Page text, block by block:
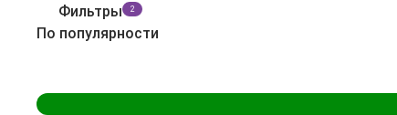
Фильтры 2
По популярности